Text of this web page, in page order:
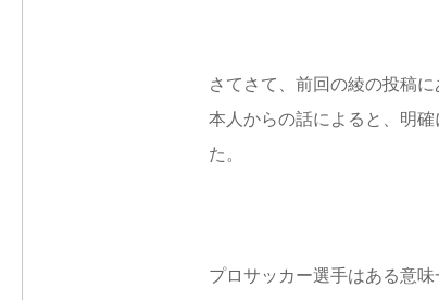
さてさて、前回の綾の投稿
本人からの話によると、明
た。
プロサッカー選手はある意